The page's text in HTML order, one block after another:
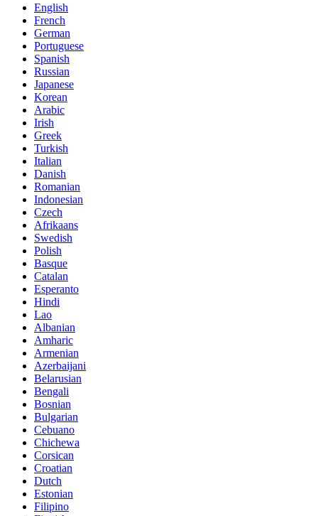
English
French
German
Portuguese
Spanish
Russian
Japanese
Korean
Arabic
Irish
Greek
Turkish
Italian
Danish
Romanian
Indonesian
Czech
Afrikaans
Swedish
Polish
Basque
Catalan
Esperanto
Hindi
Lao
Albanian
Amharic
Armenian
Azerbaijani
Belarusian
Bengali
Bosnian
Bulgarian
Cebuano
Chichewa
Corsican
Croatian
Dutch
Estonian
Filipino